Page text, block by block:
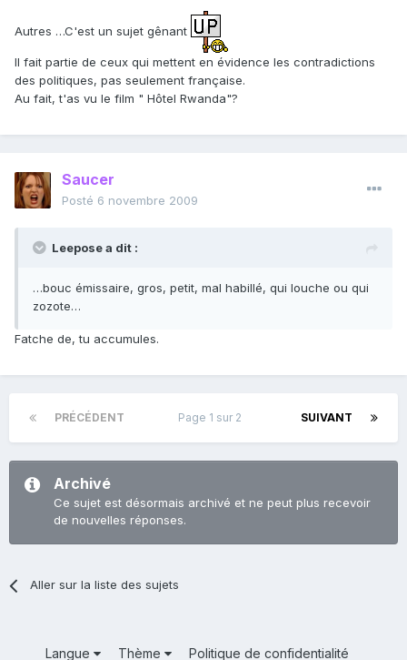
Autres …C'est un sujet gênant
Il fait partie de ceux qui mettent en évidence les contradictions
des politiques, pas seulement française.
Au fait, t'as vu le film " Hôtel Rwanda"?
Saucer
Posté 6 novembre 2009
Leepose a dit :
…bouc émissaire, gros, petit, mal habillé, qui louche ou qui
zozote…
Fatche de, tu accumules.
PRÉCÉDENT SUIVANT
Page 1 sur 2
Archivé
Ce sujet est désormais archivé et ne peut plus recevoir
de nouvelles réponses.
Aller sur la liste des sujets
Langue Thème Politique de confidentialité